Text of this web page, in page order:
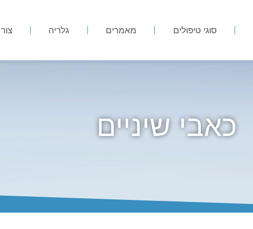
סוגי טיפולים מאמרים גלריה
כאבי שיניים